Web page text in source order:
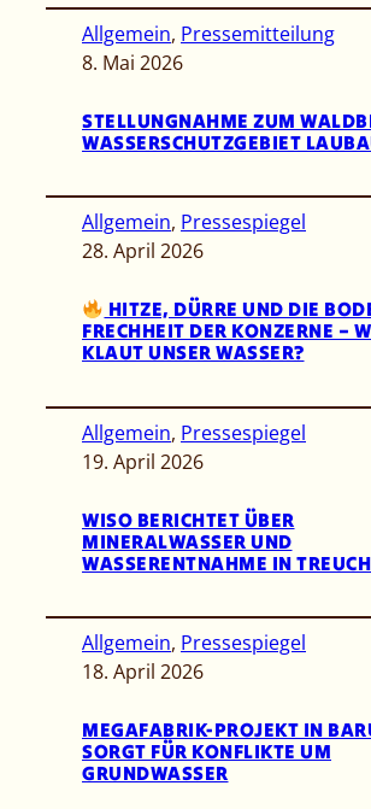
Allgemein, Pressemitteilung
8. Mai 2026
STELLUNGNAHME ZUM
WASSERSCHUTZGEBIET
Allgemein, Pressespiegel
28. April 2026
HITZE, DÜRRE UND DIE
FRECHHEIT DER KONZERNE –
KLAUT UNSER WASSER?
Allgemein, Pressespiegel
19. April 2026
WISO BERICHTET ÜBER
MINERALWASSER UND
WASSERENTNAHME IN
Allgemein, Pressespiegel
18. April 2026
MEGAFABRIK-PROJEKT IN
SORGT FÜR KONFLIKTE UM
GRUNDWASSER